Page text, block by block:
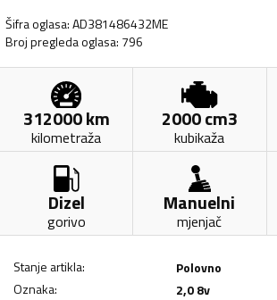
Šifra oglasa:AD381486432ME
Broj pregleda oglasa: 796
312000km
kilometraža
2000cm3
kubikaža
Dizel
gorivo
Manuelni
mjenjač
Stanje artikla:
Polovno
Oznaka:
2,0 8v